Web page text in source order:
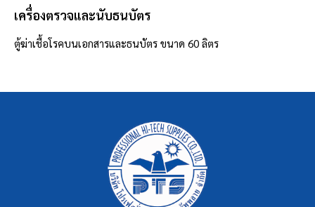
เครื่องตรวจและนับธนบัตร
ตู้ฆ่าเชื้อโรคบนเอกสารและธนบัตร ขนาด 60 ลิตร